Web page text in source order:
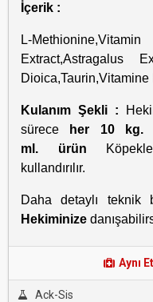
İçerik :
L-
Extract,Astragalus
Kulanım Şekli :
sürece
her 10 kg.
ml.
ürün
kullandırılır.
Daha detaylı
Hekiminize
Aynı
Ack-Sis